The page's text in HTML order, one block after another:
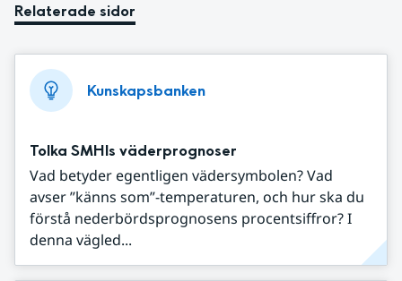
Relaterade sidor
Kunskapsbanken
Tolka SMHIs väderprognoser
Vad betyder egentligen vädersymbolen? Vad
avser ”känns som”-temperaturen, och hur ska du
förstå nederbördsprognosens procentsiffror? I
denna vägled...